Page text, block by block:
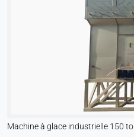
Machine à glace industrielle 150